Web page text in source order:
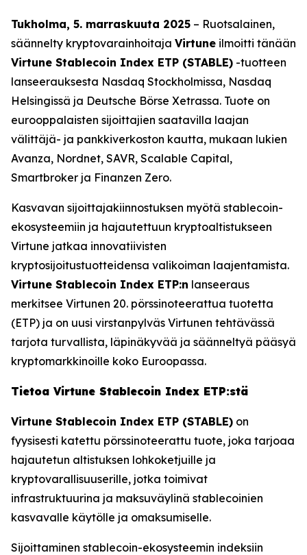
Tukholma, 5. marraskuuta 2025 – Ruotsalainen,
säännelty kryptovarainhoitaja Virtune ilmoitti tänään
Virtune Stablecoin Index ETP (STABLE) -tuotteen
lanseerauksesta Nasdaq Stockholmissa, Nasdaq
Helsingissä ja Deutsche Börse Xetrassa. Tuote on
eurooppalaisten sijoittajien saatavilla laajan
välittäjä- ja pankkiverkoston kautta, mukaan lukien
Avanza, Nordnet, SAVR, Scalable Capital,
Smartbroker ja Finanzen Zero.
Kasvavan sijoittajakiinnostuksen myötä stablecoin-
ekosysteemiin ja hajautettuun kryptoaltistukseen
Virtune jatkaa innovatiivisten
kryptosijoitustuotteidensa valikoiman laajentamista.
Virtune Stablecoin Index ETP:n lanseeraus
merkitsee Virtunen 20. pörssinoteerattua tuotetta
(ETP) ja on uusi virstanpylväs Virtunen tehtävässä
tarjota turvallista, läpinäkyvää ja säänneltyä pääsyä
kryptomarkkinoille koko Euroopassa.
Tietoa Virtune Stablecoin Index ETP:stä
Virtune Stablecoin Index ETP (STABLE) on
fyysisesti katettu pörssinoteerattu tuote, joka tarjoaa
hajautetun altistuksen lohkoketjuille ja
kryptovarallisuuserille, jotka toimivat
infrastruktuurina ja maksuväylinä stablecoinien
kasvavalle käytölle ja omaksumiselle.
Sijoittaminen stablecoin-ekosysteemin indeksiin